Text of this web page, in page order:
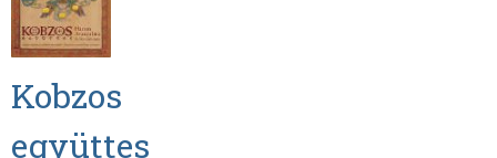
Kobzos
együttes